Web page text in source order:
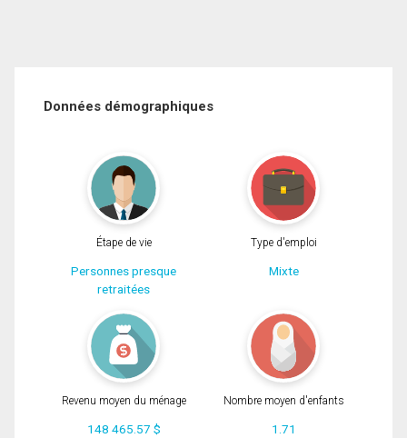
Données démographiques
Étape de vie
Personnes presque
retraitées
Type d'emploi
Mixte
Revenu moyen du ménage
148 465.57 $
Nombre moyen d'enfants
1.71